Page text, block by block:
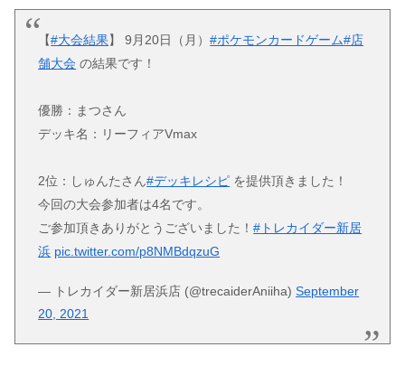
【#大会結果】 9月20日（月）#ポケモンカードゲーム#店
舗大会 の結果です！
優勝：まつさん
デッキ名：リーフィアVmax
2位：しゅんたさん#デッキレシピ を提供頂きました！
今回の大会参加者は4名です。
ご参加頂きありがとうございました！#トレカイダー新居
浜 pic.twitter.com/p8NMBdqzuG
— トレカイダー新居浜店 (@trecaiderAniiha)September
20, 2021